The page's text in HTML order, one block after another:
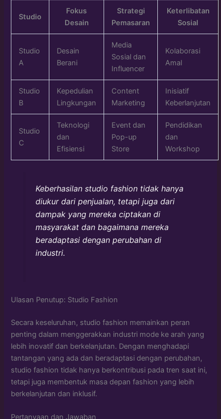
Studio
Fokus
Desain
Strategi
Pemasaran
Keterlibatan
Sosial
Studio
A
Desain
Berani
Media
Sosial dan
Influencer
Kolaborasi
Amal
Studio
B
Kepedulian
Lingkungan
Content
Marketing
Inisiatif
Keberlanjutan
Studio
C
Teknologi
dan
Efisiensi
Event dan
Pop-up
Store
Pendidikan
dan
Workshop
Keberhasilan studio fashion tidak hanya
diukur dari penjualan, tetapi juga dari
dampak yang mereka ciptakan di
masyarakat dan bagaimana mereka
beradaptasi dengan perubahan di
industri.
Ulasan Penutup: Studio Fashion
Secara keseluruhan, studio fashion memainkan peran
penting dalam menggerakkan industri mode ke arah yang
lebih inovatif dan berkelanjutan. Dengan menghadapi
tantangan yang ada dan beradaptasi dengan perubahan,
studio fashion tidak hanya berkontribusi pada tren saat ini,
tetapi juga membentuk masa depan fashion yang lebih
berkelanjutan dan inklusif.
Pertanyaan dan Jawaban